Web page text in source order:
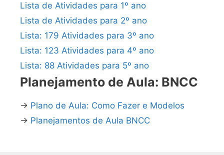
Lista de Atividades para 1º ano
Lista de Atividades para 2º ano
Lista: 179 Atividades para 3º ano
Lista: 123 Atividades para 4º ano
Lista: 88 Atividades para 5º ano
Planejamento de Aula: BNCC
→ Plano de Aula: Como Fazer e Modelos
→ Planejamentos de Aula BNCC